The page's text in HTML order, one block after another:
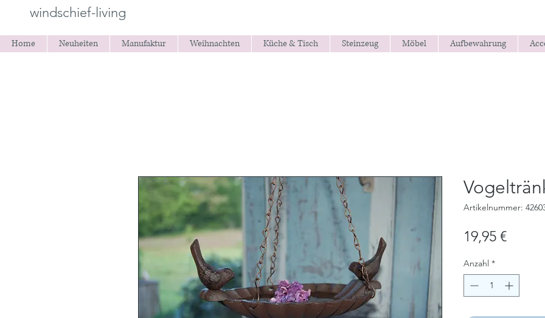
windschief-living
Home Neuheiten Manufaktur Weihnachten Küche & Tisch Steinzeug Möbel Aufbewahrung
Artikelnummer:
19,95 €Preis
Anzahl *